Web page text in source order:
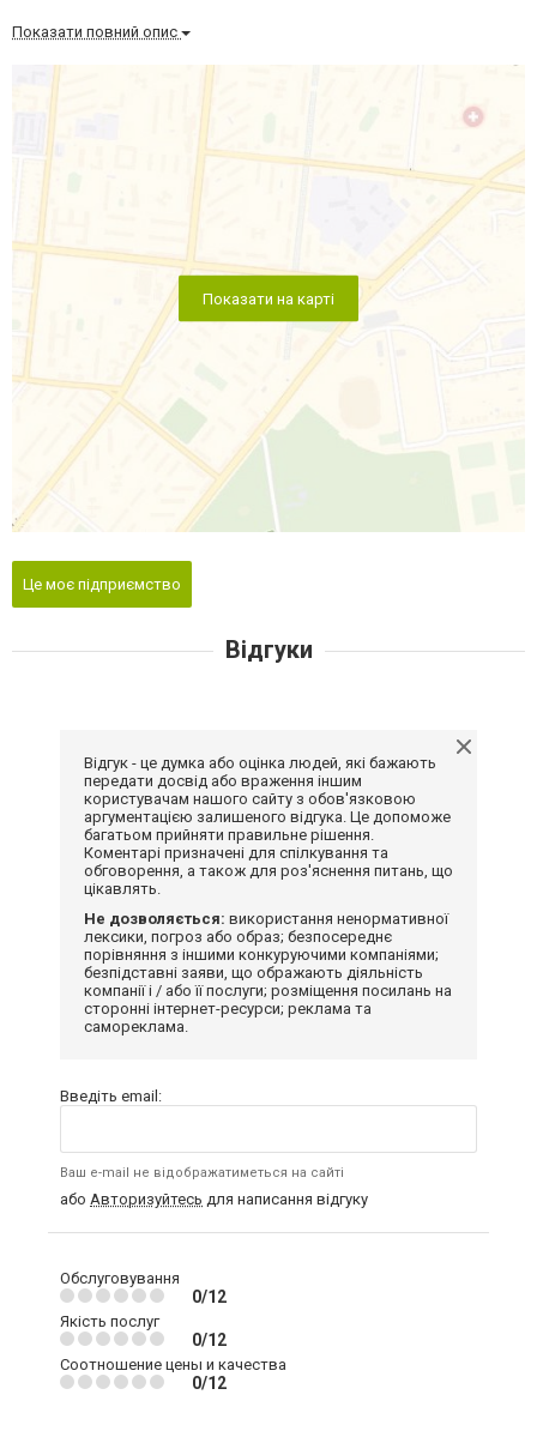
Показати повний опис
Показати на карті
Це моє підприємство
Відгуки
Відгук - це думка або оцінка людей, які бажають
передати досвід або враження іншим
користувачам нашого сайту з обов'язковою
аргументацією залишеного відгука. Це допоможе
багатьом прийняти правильне рішення.
Коментарі призначені для спілкування та
обговорення, а також для роз'яснення питань, що
цікавлять.
Не дозволяється: використання ненормативної
лексики, погроз або образ; безпосереднє
порівняння з іншими конкуруючими компаніями;
безпідставні заяви, що ображають діяльність
компанії і / або її послуги; розміщення посилань на
сторонні інтернет-ресурси; реклама та
самореклама.
Введіть email:
Ваш e-mail не відображатиметься на сайті
або Авторизуйтесь для написання відгуку
Обслуговування
0/12
Якість послуг
0/12
Соотношение цены и качества
0/12